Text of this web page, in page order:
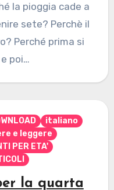
la pioggia cade a
sete? Perchè il
Perché prima si
poi…
italiano
e leggere
PER ETA'
la quarta